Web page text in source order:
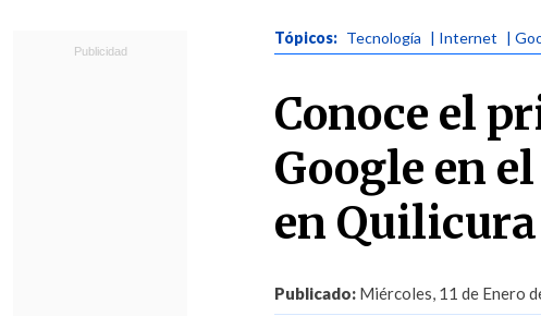
Tópicos: Tecnología | Internet |
Conoce el
Google en
en Quilicura
Publicado: Miércoles, 11 de Enero